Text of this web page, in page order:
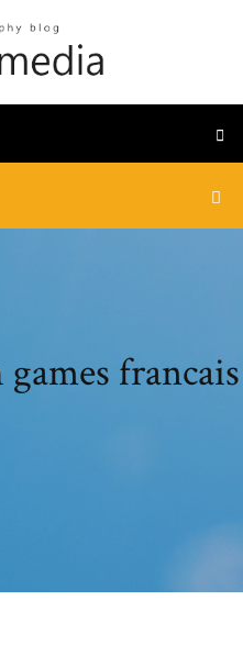
francais